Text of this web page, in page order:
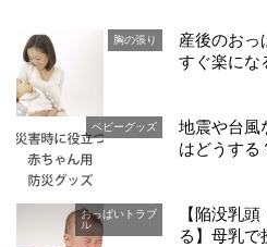
胸の張り
産後のおっ
すぐ楽にな
ベビーグッズ
地震や台風
はどうする
おっぱいトラブ
ル
【陥没乳
る】母乳で